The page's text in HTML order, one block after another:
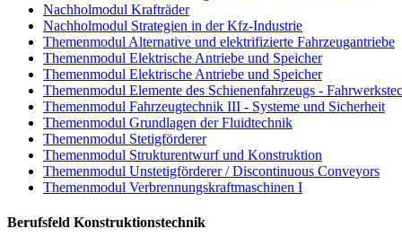
Nachholmodul Krafträder
Nachholmodul Strategien in der Kfz-Industrie
Themenmodul Alternative und elektrifizierte Fahrzeugantriebe
Themenmodul Elektrische Antriebe und Speicher
Themenmodul Elektrische Antriebe und Speicher
Themenmodul Elemente des Schienenfahrzeugs -
Themenmodul Fahrzeugtechnik III - Systeme und Sicherheit
Themenmodul Grundlagen der Fluidtechnik
Themenmodul Stetigförderer
Themenmodul Strukturentwurf und Konstruktion
Themenmodul Unstetigförderer / Discontinuous Conveyors
Themenmodul Verbrennungskraftmaschinen I
Berufsfeld Konstruktionstechnik